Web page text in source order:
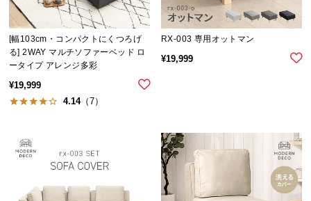
[幅103cm・コンパクトにくつろげ
る] 2WAY マルチソファーベッド ロ
ータイプ アレンジ多彩
¥19,999
4.14（7）
RX-003 専用オットマン
¥19,999